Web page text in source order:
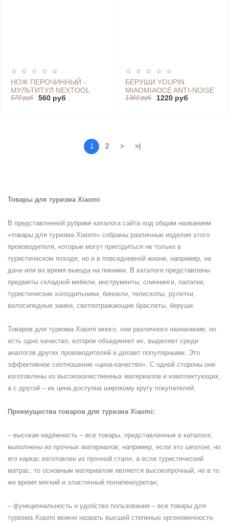
НОЖ ПЕРОЧИННЫЙ -
МУЛЬТИТУЛ NEXTOOL
MULTIFUNCTIONAL KNIFE
570 руб 560 руб
БЕРУШИ YOUPIN
MIAOMIAOCE ANTI-NOISE
SLEEPING EARPLUGS -
1360 руб 1220 руб
1 2 > >|
Товары для туризма Xiaomi
В представленной рубрике каталога сайта под общим названием
«товары для туризма Xiaomi» собраны различные изделия этого
производителя, которые могут пригодиться не только в
туристическом походе, но и в повседневной жизни, например, на
даче или во время выезда на пикники. В каталоге представлены
предметы складной мебели, инструменты, спиннинги, палатки,
туристические холодильники, бинокли, телескопы, рулетки,
велосипедные замки, светоотражающие браслеты, беруши.
Товаров для туризма Xiaomi много, они различного назначение, но
есть одно качество, которое объединяет их, выделяет среди
аналогов других производителей и делает популярными. Это
эффективное соотношение «цена-качество». С одной стороны они
изготовлены из высококачественных материалов и комплектующих,
а с другой – их цена доступна широкому кругу покупателей.
Преимущества товаров для туризма Xiaomi:
– высокая надёжность – все товары, представленные в каталоге,
выполнены из прочных материалов, например, если это шезлонг, но
его каркас изготовлен из прочной стали, а если туристический
матрас, то основным материалом является высокопрочный, но в то
же время мягкий и эластичный полипеноуретан;
– функциональность и удобство пользования – все товары для
туризма Xiaomi можно назвать высшей степенью эргономичности,